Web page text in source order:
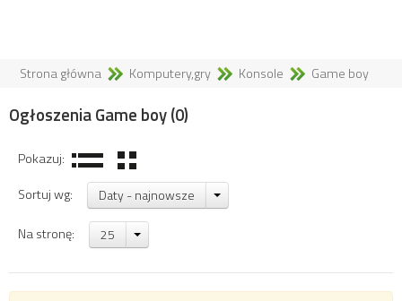
Strona główna Komputery,gry Konsole Game boy
Ogłoszenia Game boy(0)
Pokazuj:
Sortuj wg:
Daty - najnowsze
Na stronę: 25